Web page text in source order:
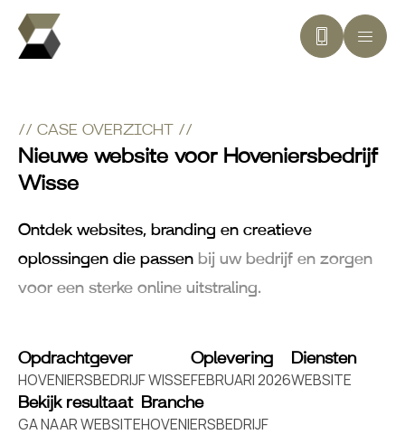
// CASE OVERZICHT //
Nieuwe website voor Hoveniersbedrijf
Wisse
Ontdek websites, branding en creatieve
oplossingen die passen bij uw bedrijf en zorgen
voor een sterke online uitstraling.
Opdrachtgever
HOVENIERSBEDRIJF WISSE
Oplevering
FEBRUARI 2026
Diensten
WEBSITE
Bekijk resultaat
GA NAAR WEBSITE
Branche
HOVENIERSBEDRIJF